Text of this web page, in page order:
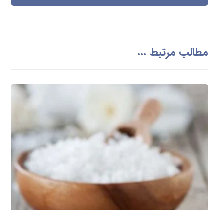
مطالب مرتبط ...